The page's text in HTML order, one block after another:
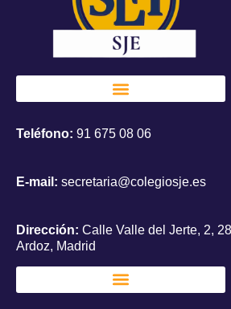
Teléfono: 91 675 08 06
E-mail: secretaria@colegiosje.es
Dirección: Calle Valle del Jerte, 2,
Ardoz, Madrid